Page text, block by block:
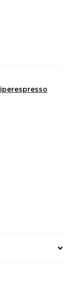
iperespresso